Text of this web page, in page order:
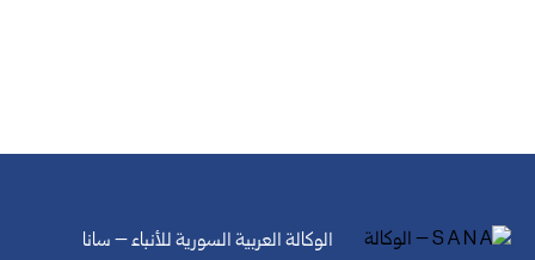
الوكالة العربية السورية للأنباء – سانا